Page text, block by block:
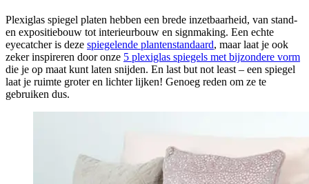
Plexiglas spiegel platen hebben een brede inzetbaarheid, van stand-
en expositiebouw tot interieurbouw en signmaking. Een echte
eyecatcher is deze spiegelende plantenstandaard, maar laat je ook
zeker inspireren door onze 5 plexiglas spiegels met bijzondere vorm
die je op maat kunt laten snijden. En last but not least – een spiegel
laat je ruimte groter en lichter lijken! Genoeg reden om ze te
gebruiken dus.